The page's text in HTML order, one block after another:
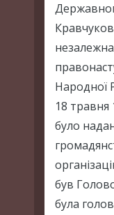
Народної
18 травня
було
був
була